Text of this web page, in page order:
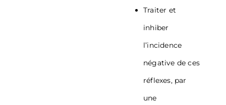
Traiter et
inhiber
l’incidence
négative de ces
réflexes, par
une